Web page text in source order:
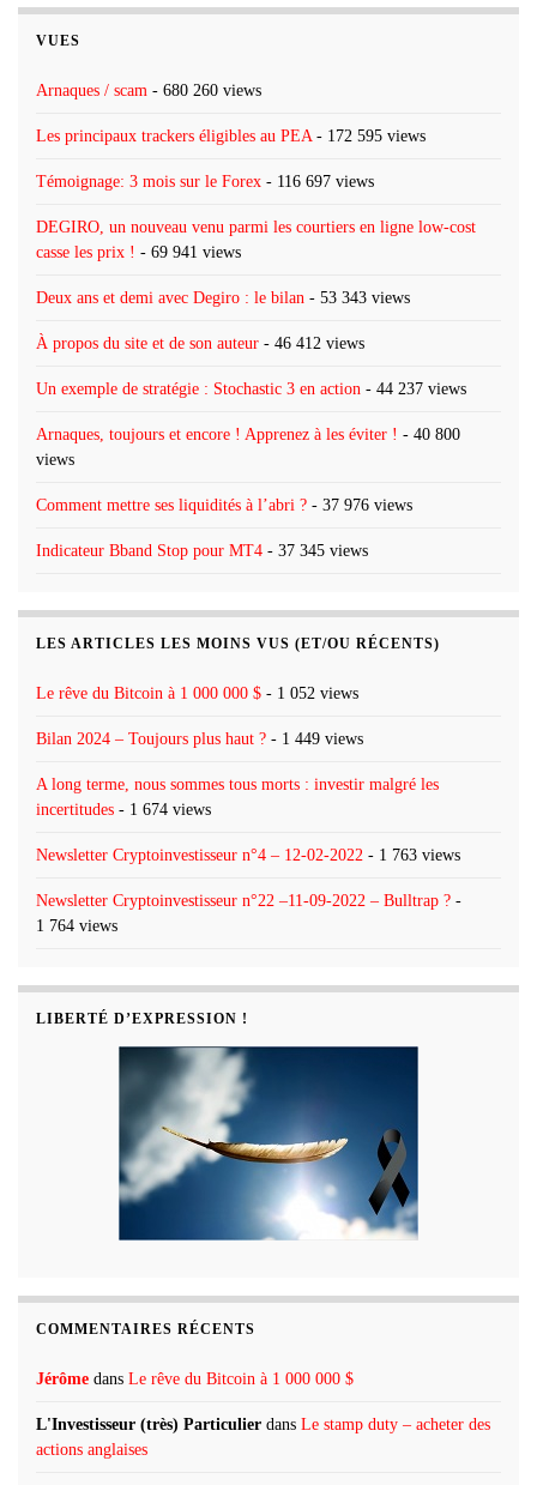
VUES
Arnaques / scam - 680 260 views
Les principaux trackers éligibles au PEA- 172 595 views
Témoignage: 3 mois sur le Forex - 116 697 views
DEGIRO, un nouveau venu parmi les courtiers en ligne low-cost
casse les prix ! - 69 941 views
Deux ans et demi avec Degiro : le bilan - 53 343 views
À propos du site et de son auteur - 46 412 views
Un exemple de stratégie : Stochastic 3 en action - 44 237 views
Arnaques, toujours et encore ! Apprenez à les éviter ! - 40 800
views
Comment mettre ses liquidités à l’abri ? - 37 976 views
Indicateur Bband Stop pour MT4 - 37 345 views
LES ARTICLES LES MOINS VUS (ET/OU RÉCENTS)
Le rêve du Bitcoin à 1 000 000 $ - 1 052 views
Bilan 2024 – Toujours plus haut ? - 1 449 views
A long terme, nous sommes tous morts : investir malgré les
incertitudes - 1 674 views
Newsletter Cryptoinvestisseur n°4 – 12-02-2022 - 1 763 views
Newsletter Cryptoinvestisseur n°22 –11-09-2022 – Bulltrap ? -
1 764 views
LIBERTÉ D’EXPRESSION !
COMMENTAIRES RÉCENTS
Jérôme dans Le rêve du Bitcoin à 1 000 000 $
L'Investisseur (très) Particulier dans Le stamp duty – acheter des
actions anglaises